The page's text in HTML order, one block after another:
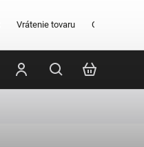
Vrátenie tovaru Obchodné
Značky